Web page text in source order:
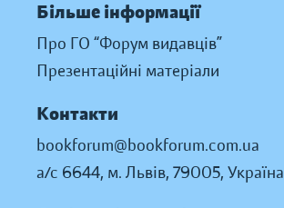
Більше інформації
Про ГО “Форум видавців”
Презентаційні матеріали
Контакти
bookforum@bookforum.com.ua
а/с 6644, м. Львів, 79005, Україна